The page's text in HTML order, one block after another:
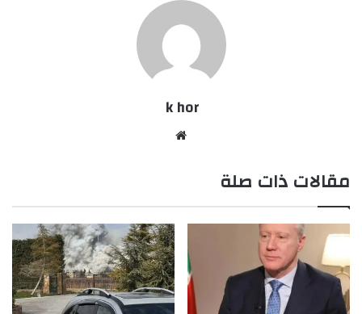
k hor
مقالات ذات صلة